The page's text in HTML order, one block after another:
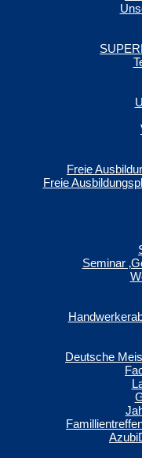
Freie
Freie
Seminar
Deutsche